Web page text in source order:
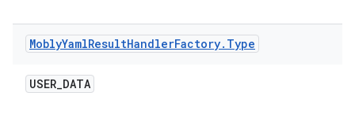
MoblyYamlResultHandlerFactory. Type
USER_DATA